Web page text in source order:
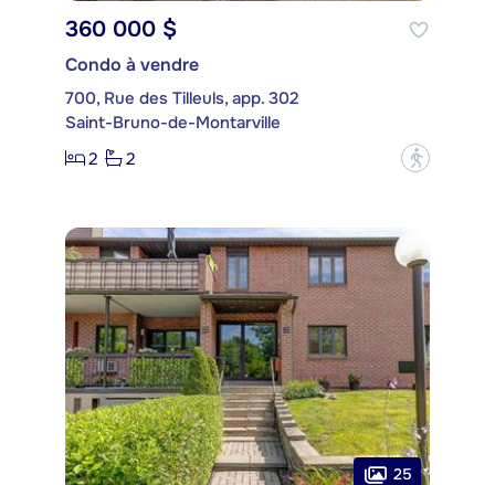
360 000 $
Condo à vendre
700, Rue des Tilleuls, app. 302
Saint-Bruno-de-Montarville
2
2 ?
25